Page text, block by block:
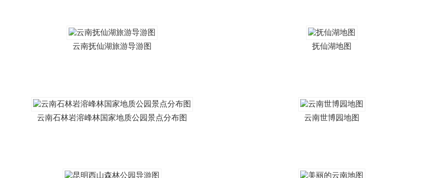
云南抚仙湖旅游导游图 抚仙湖地图
云南石林岩溶峰林国家地质公园景点分布图 云南世博园地图